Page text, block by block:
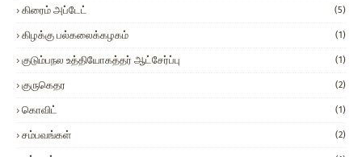
கிரைம் அப்டேட் (5)
கிழக்கு பல்கலைக்கழகம் (1)
குடும்பநல உத்தியோகத்தர் ஆட்சேர்ப்பு (1)
குருகெதர (2)
கொவிட் (1)
சம்பவங்கள் (2)